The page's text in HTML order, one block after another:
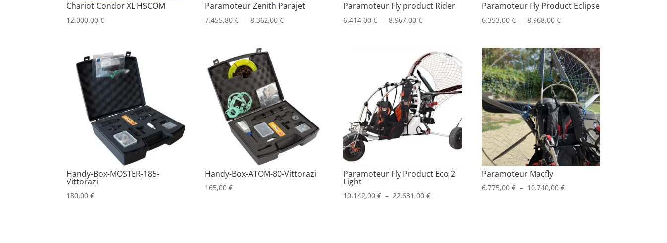
Chariot Condor XL HSCOM
12.000,00€
Paramoteur Zenith Parajet
7.455,80€ – 8.362,00€Plage
Paramoteur Fly product Rider
6.414,00€ – 8.967,00€Plage
6.414,00 €
à
8.967,00 €
Paramoteur Fly Product Eclipse
6.353,00€ – 8.968,00€Plage
prix :
6.353,00 €
à
8.968,00 €
Handy-Box-MOSTER-185-
Vittorazi
180,00€
Handy-Box-ATOM-80-Vittorazi
165,00€
Paramoteur Fly Product Eco 2
Light
10.142,00€ – 22.631,00€Plage
Paramoteur Macfly
6.775,00€ – 10.740,00€Plage